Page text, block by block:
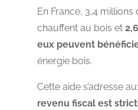
En France, 3,4 millions
chauffent au bois et
eux peuvent
énergie bois.
Cette aide s’adresse
revenu fiscal est